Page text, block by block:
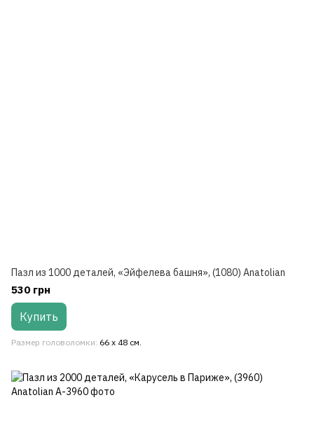
Пазл из 1000 деталей, «Эйфелева башня», (1080) Anatolian
530 грн
Купить
Размер головоломки 66 x 48 см.